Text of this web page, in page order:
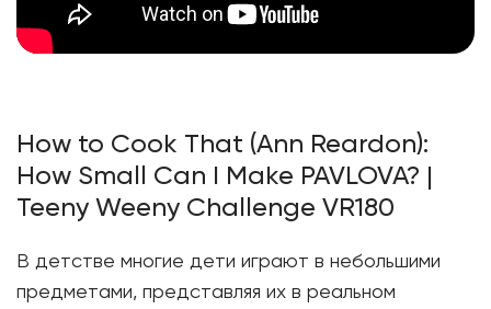
How to Cook That (Ann Reardon):
How Small Can I Make PAVLOVA? |
Teeny Weeny Challenge VR180
В детстве многие дети играют в небольшими
предметами, представляя их в реальном